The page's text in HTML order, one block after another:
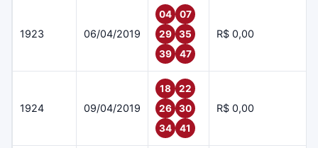
1923 06/04/2019
04
07
29
35
39
47
R$ 0,00
1924 09/04/2019
18
22
26
30
34
41
R$ 0,00